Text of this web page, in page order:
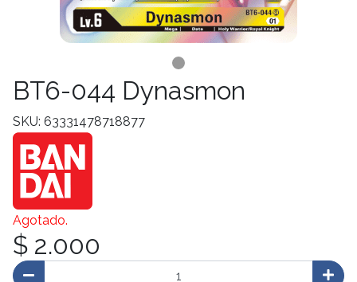
BT6-044 Dynasmon
SKU: 63331478718877
Agotado.
$ 2.000